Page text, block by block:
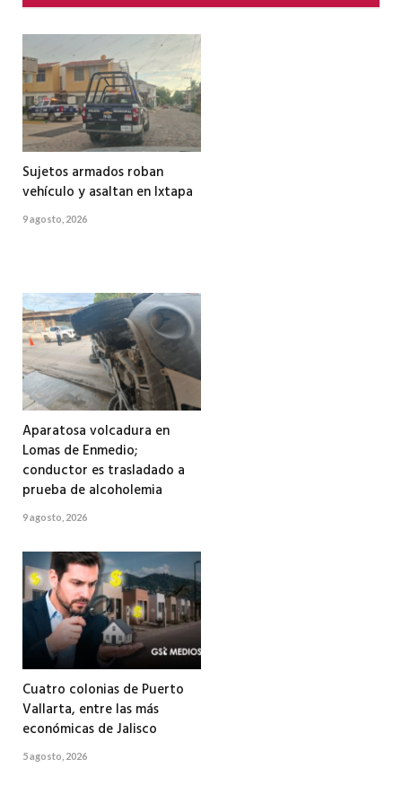
Sujetos armados roban
vehículo y asaltan en Ixtapa
9 agosto, 2026
Aparatosa volcadura en
Lomas de Enmedio;
conductor es trasladado a
prueba de alcoholemia
9 agosto, 2026
Cuatro colonias de Puerto
Vallarta, entre las más
económicas de Jalisco
5 agosto, 2026